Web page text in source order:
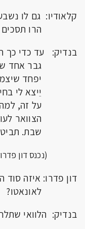
קלאודיו: גם לו
הרו
בנדיק: עד כדי כך
גבר אחד
יפחד
יֵיצא לי
על זה,
הצוואר
שבת.
(נכנס דון
דון פדרו: איזה
לאונאטו?
בנדיק: הלוואי